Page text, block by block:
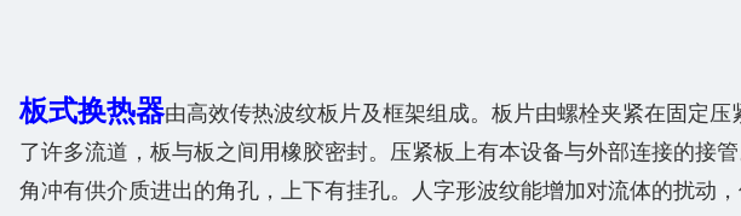
板式换热器由高效传热波纹板片及框架组成。板片由螺栓夹紧在固定
了许多流道，板与板之间用橡胶密封。压紧板上有本设备与外部连接的接
角冲有供介质进出的角孔，上下有挂孔。人字形波纹能增加对流体的扰动